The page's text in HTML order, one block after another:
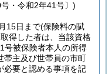
・令和2年41号〕)
15日まで(保険料の賦
得した者は、当該資格
号被保険者本人の所得
帯主及び世帯員の市町
必要と認める事項を記